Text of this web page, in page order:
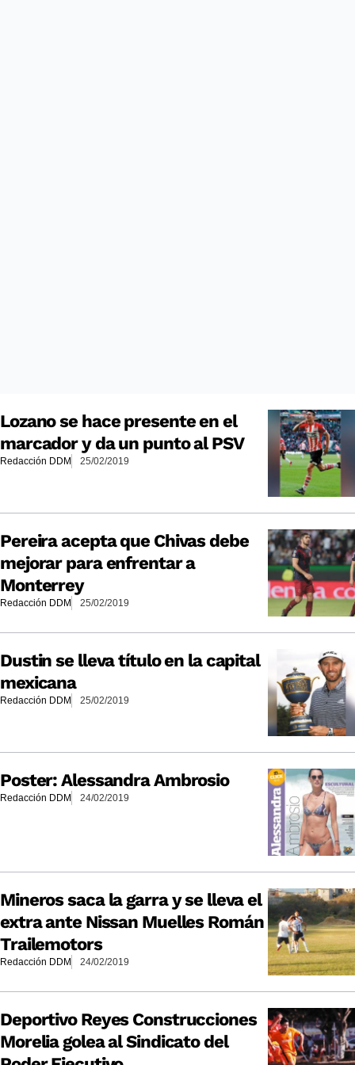
Lozano se hace presente en el
marcador y da un punto al PSV
Redacción DDM 25/02/2019
Pereira acepta que Chivas debe
mejorar para enfrentar a
Monterrey
Redacción DDM 25/02/2019
Dustin se lleva título en la capital
mexicana
Redacción DDM 25/02/2019
Poster: Alessandra Ambrosio
Redacción DDM 24/02/2019
Mineros saca la garra y se lleva el
extra ante Nissan Muelles Román
Trailemotors
Redacción DDM 24/02/2019
Deportivo Reyes Construcciones
Morelia golea al Sindicato del